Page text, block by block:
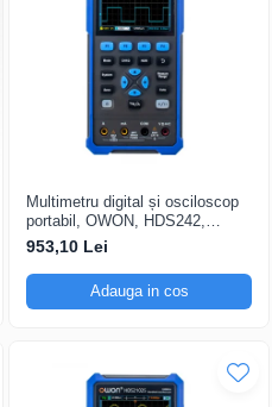
Multimetru digital și osciloscop
portabil, OWON, HDS242,
200mV-1kV, 200mA-
953,10 Lei
Adauga in cos